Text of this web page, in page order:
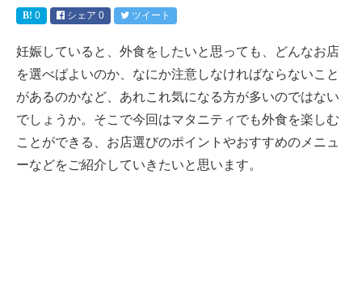
0
シェア 0 ツイート
妊娠していると、外食をしたいと思っても、どんなお店
を選べばよいのか、なにか注意しなければならないこと
があるのかなど、あれこれ気になる方が多いのではない
でしょうか。そこで今回はマタニティでも外食を楽しむ
ことができる、お店選びのポイントやおすすめのメニュ
ーなどをご紹介していきたいと思います。